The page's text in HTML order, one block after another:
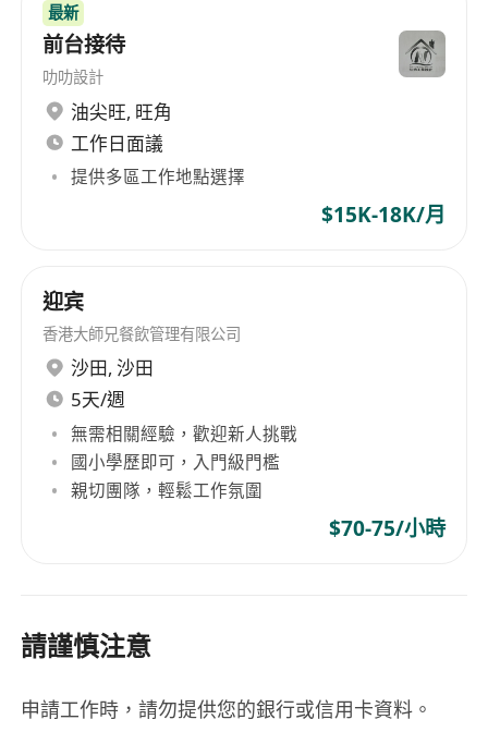
最新
前台接待
叻叻設計
油尖旺, 旺角
工作日面議
提供多區工作地點選擇
$15K-18K/月
迎宾
香港大師兄餐飲管理有限公司
沙田, 沙田
5天/週
無需相關經驗，歡迎新人挑戰
國小學歷即可，入門級門檻
親切團隊，輕鬆工作氛圍
$70-75/小時
請謹慎注意
申請工作時，請勿提供您的銀行或信用卡資料。